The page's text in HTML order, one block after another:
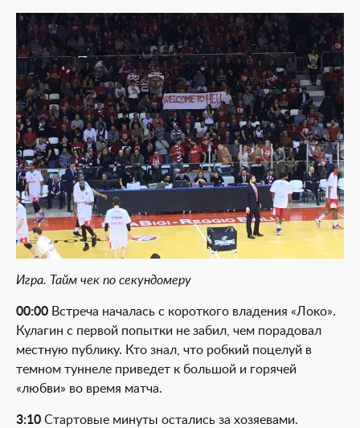
Игра. Тайм чек по секундомеру
00:00 Встреча началась с короткого владения «Локо».
Кулагин с первой попытки не забил, чем порадовал
местную публику. Кто знал, что робкий поцелуй в
темном туннеле приведет к большой и горячей
«любви» во время матча.
3:10 Стартовые минуты остались за хозяевами.